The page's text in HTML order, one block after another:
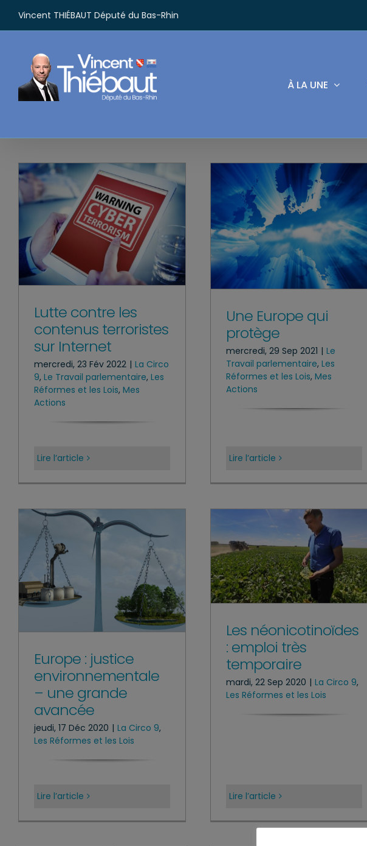
contenu
Vincent THIÉBAUT Député du Bas-Rhin
À LA UNE
Lutte contre les
contenus terroristes
sur Internet
mercredi, 23 Fév 2022 | La Circo
9, Le Travail parlementaire, Les
Réformes et les Lois, Mes
Actions
Lire l’article
Une Europe qui
protège
mercredi, 29 Sep 2021 | Le
Travail parlementaire, Les
Réformes et les Lois, Mes
Actions
Lire l’article
Europe : justice
environnementale
– une grande
avancée
jeudi, 17 Déc 2020 | La Circo 9,
Les Réformes et les Lois
Lire l’article
Les néonicotinoïdes
: emploi très
temporaire
mardi, 22 Sep 2020 | La Circo 9,
Les Réformes et les Lois
Lire l’article